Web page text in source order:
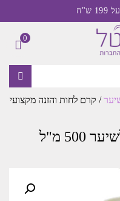
/ קרם לחות והזנה מקצועי
קרם לחות והזנה מקצועי לשיער 500 מ"ל
0